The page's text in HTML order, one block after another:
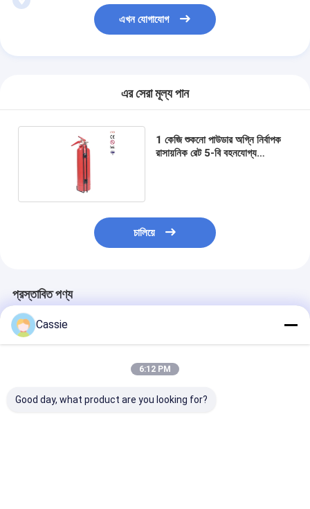
এখন যোগাযোগ
এর সেরা মূল্য পান
1 কেজি শুকনো পাউডার অগ্নি নির্বাপক
রাসায়নিক রেট 5-বি বহনযোগ্য
চালিয়ে
প্রস্তাবিত পণ্য
Cassie
6:12 PM
Good day, what product are you looking for?